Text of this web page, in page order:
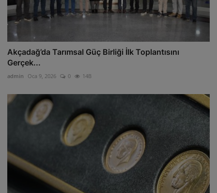
Akçadağ’da Tarımsal Güç Birliği İlk Toplantısını
Gerçek...
admin Oca 9, 2026 0 14B